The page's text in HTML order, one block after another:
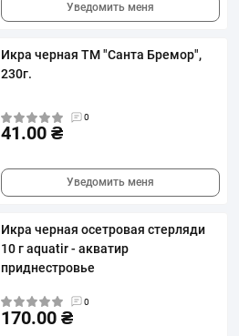
Уведомить меня
Икра черная ТМ "Санта Бремор",
230г.
0
41.00 ₴
Уведомить меня
Икра черная осетровая стерляди
10 г aquatir - акватир
приднестровье
0
170.00 ₴